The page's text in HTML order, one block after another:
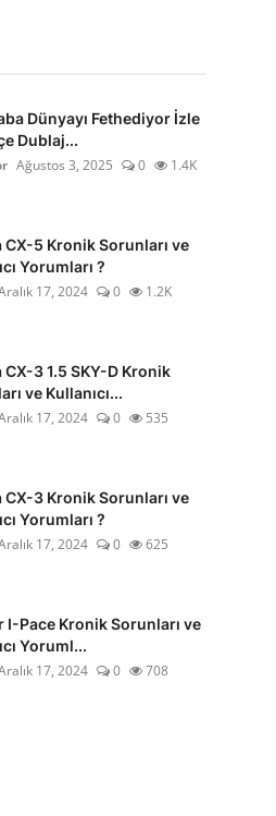
Dünyayı Fethediyor İzle
Dublaj...
Ağustos 3, 2025 0 1.4K
CX-5 Kronik Sorunları ve
Yorumları ?
17, 2024 0 1.2K
CX-3 1.5 SKY-D Kronik
ve Kullanıcı...
17, 2024 0 535
CX-3 Kronik Sorunları ve
Yorumları ?
17, 2024 0 625
I-Pace Kronik Sorunları ve
Yoruml...
17, 2024 0 708